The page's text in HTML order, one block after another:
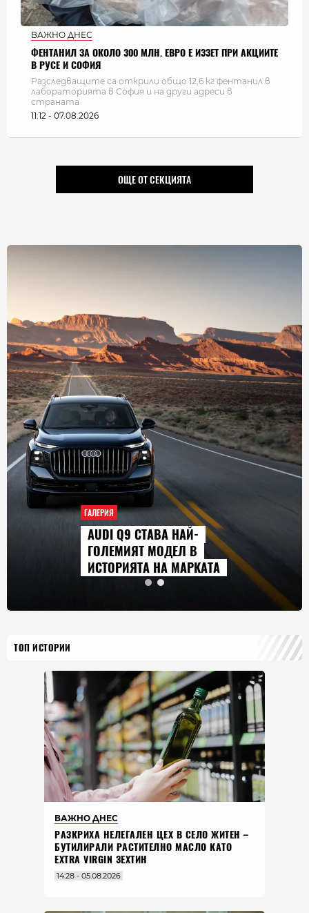
ВАЖНО ДНЕС
ФЕНТАНИЛ ЗА ОКОЛО 300 МЛН. ЕВРО Е ИЗЗЕТ ПРИ АКЦИИТЕ
В РУСЕ И СОФИЯ
Разследващите са открили общо 12,6 кг фентанил в
лабораторията в София и на други адреси в
страната
11:12 - 07.08.2026
ОЩЕ ОТ СЕКЦИЯТА
ГАЛЕРИЯ
AUDI Q9 СТАВА НАЙ-
ГОЛЕМИЯТ МОДЕЛ В
ИСТОРИЯТА НА МАРКАТА
ТОП ИСТОРИИ
ВАЖНО ДНЕС
РАЗКРИХА НЕЛЕГАЛЕН ЦЕХ В СЕЛО ЖИТЕН –
БУТИЛИРАЛИ РАСТИТЕЛНО МАСЛО КАТО
EXTRA VIRGIN ЗЕХТИН
14:28 - 05.08.2026